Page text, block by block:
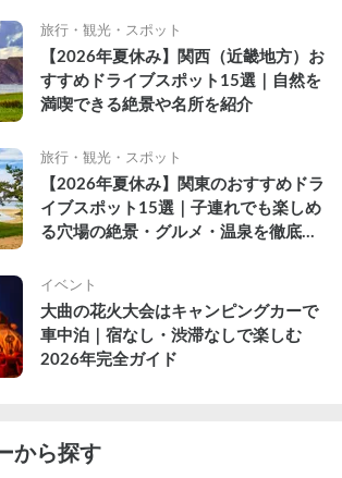
旅行・観光・スポット
【2026年夏休み】関西（近畿地方）お
すすめドライブスポット15選｜自然を
満喫できる絶景や名所を紹介
旅行・観光・スポット
【2026年夏休み】関東のおすすめドラ
イブスポット15選｜子連れでも楽しめ
る穴場の絶景・グルメ・温泉を徹底解
イベント
大曲の花火大会はキャンピングカーで
車中泊｜宿なし・渋滞なしで楽しむ
2026年完全ガイド
から探す